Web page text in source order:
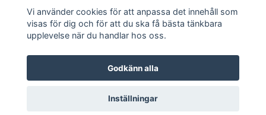
Prenumerera
© Copyright Teamgear
Vi använder cookies för att anpassa det innehåll som
visas för dig och för att du ska få bästa tänkbara
upplevelse när du handlar hos oss.
Godkänn alla
Inställningar